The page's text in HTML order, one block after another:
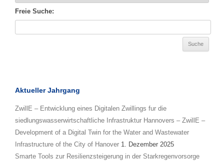
Freie Suche:
Aktueller Jahrgang
ZwillE – Entwicklung eines Digitalen Zwillings fur die
siedlungswasserwirtschaftliche Infrastruktur Hannovers – ZwillE –
Development of a Digital Twin for the Water and Wastewater
Infrastructure of the City of Hanover 1. Dezember 2025
Smarte Tools zur Resilienzsteigerung in der Starkregenvorsorge